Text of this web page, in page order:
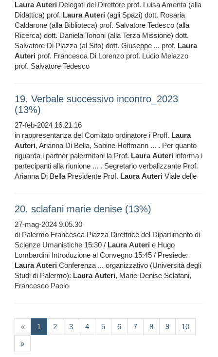
Laura Auteri Delegati del Direttore prof. Luisa Amenta (alla
Didattica) prof. Laura Auteri (agli Spazi) dott. Rosaria
Caldarone (alla Biblioteca) prof. Salvatore Tedesco (alla
Ricerca) dott. Daniela Tononi (alla Terza Missione) dott.
Salvatore Di Piazza (al Sito) dott. Giuseppe ... prof. Laura
Auteri prof. Francesca Di Lorenzo prof. Lucio Melazzo
prof. Salvatore Tedesco
19. Verbale successivo incontro_2023
(13%)
27-feb-2024 16.21.16
in rappresentanza del Comitato ordinatore i Proff. Laura
Auteri, Arianna Di Bella, Sabine Hoffmann ... . Per quanto
riguarda i partner palermitani la Prof. Laura Auteri informa i
partecipanti alla riunione ... . Segretario verbalizzante Prof.
Arianna Di Bella Presidente Prof. Laura Auteri Viale delle
20. sclafani marie denise (13%)
27-mag-2024 9.05.30
di Palermo Francesca Piazza Direttrice del Dipartimento di
Scienze Umanistiche 15:30 / Laura Auteri e Hugo
Lombardini Introduzione al Convegno 15:45 / Presiede:
Laura Auteri Conferenza ... organizzativo (Università degli
Studi di Palermo): Laura Auteri, Marie-Denise Sclafani,
Francesco Paolo
« 1 (current)
2 3 4 5 6 7 8 9 10
»